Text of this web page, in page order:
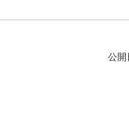
公開